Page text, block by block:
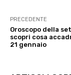
PRECEDENTE
Oroscopo della
scopri cosa
21 gennaio